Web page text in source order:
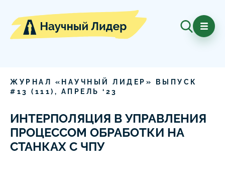
ЖУРНАЛ «НАУЧНЫЙ ЛИДЕР» ВЫПУСК
# 13 ( 111), АПРЕЛЬ ‘ 23
ИНТЕРПОЛЯЦИЯ В УПРАВЛЕНИЯ
ПРОЦЕССОМ ОБРАБОТКИ НА
СТАНКАХ С ЧПУ